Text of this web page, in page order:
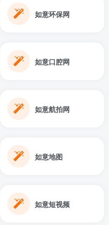
如意环保网
如意口腔网
如意航拍网
如意地图
如意短视频